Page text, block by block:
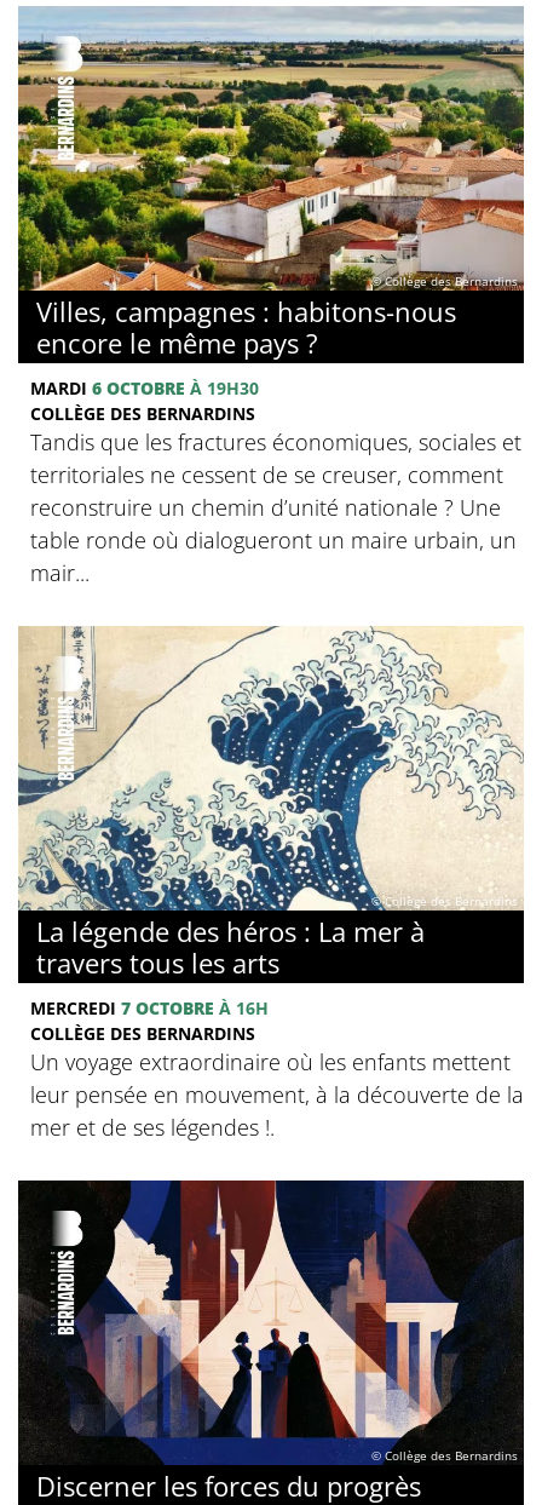
© Collège des Bernardins
Villes, campagnes : habitons-nous
encore le même pays ?
MARDI 6 OCTOBRE À 19H30
COLLÈGE DES BERNARDINS
Tandis que les fractures économiques, sociales et
territoriales ne cessent de se creuser, comment
reconstruire un chemin d’unité nationale ? Une
table ronde où dialogueront un maire urbain, un
mair...
© Collège des Bernardins
La légende des héros : La mer à
travers tous les arts
MERCREDI 7 OCTOBRE À 16H
COLLÈGE DES BERNARDINS
Un voyage extraordinaire où les enfants mettent
leur pensée en mouvement, à la découverte de la
mer et de ses légendes !.
© Collège des Bernardins
Discerner les forces du progrès